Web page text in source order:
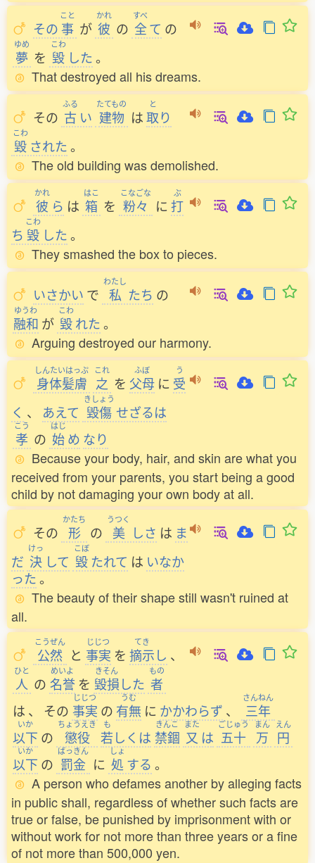
その
こと
事 が
かれ
彼 の
すべ
全て の
ゆめ
夢 を
こわ
毀 した 。
That destroyed all his dreams.
その
ふる
古 い
たてもの
建物 は
と
取り
こわ
毀 された 。
The old building was demolished.
かれ
彼 ら は
はこ
箱 を
こなごな
粉々 に
ぶ
打
ち
こわ
毀 した 。
They smashed the box to pieces.
いさかい で
わたし
私 たち の
ゆうわ
融和 が
こわ
毀れた 。
Arguing destroyed our harmony.
しんたいはっぷ
身体髪膚
これ
之 を
ふぼ
父母 に
う
受
く 、 あえて
きしょう
毀傷 せざるは
こう
孝 の
はじ
始め なり
Because your body, hair, and skin are what you
received from your parents, you start being a good
child by not damaging your own body at all.
その
かたち
形 の
うつく
美 しさ は ま
だ
けっ
決 して
こぼ
毀たれて は いなか
った。
The beauty of their shape still wasn't ruined at
all.
こうぜん
公然 と
じじつ
事実 を
てき
摘示し 、
ひと
人 の
めいよ
名誉 を
きそん
毀損した
もの
者
は 、 その
じじつ
事実 の
うむ
有無 に かかわらず 、
さんねん
三年
いか
以下 の
ちょうえき
懲役
も
若しくは
きんこ
禁錮
また
又 は
ごじゅう
五十
まん
万
えん
円
いか
以下 の
ばっきん
罰金 に
しょ
処 する 。
A person who defames another by alleging facts
in public shall, regardless of whether such facts are
true or false, be punished by imprisonment with or
without work for not more than three years or a fine
of not more than 500,000 yen.